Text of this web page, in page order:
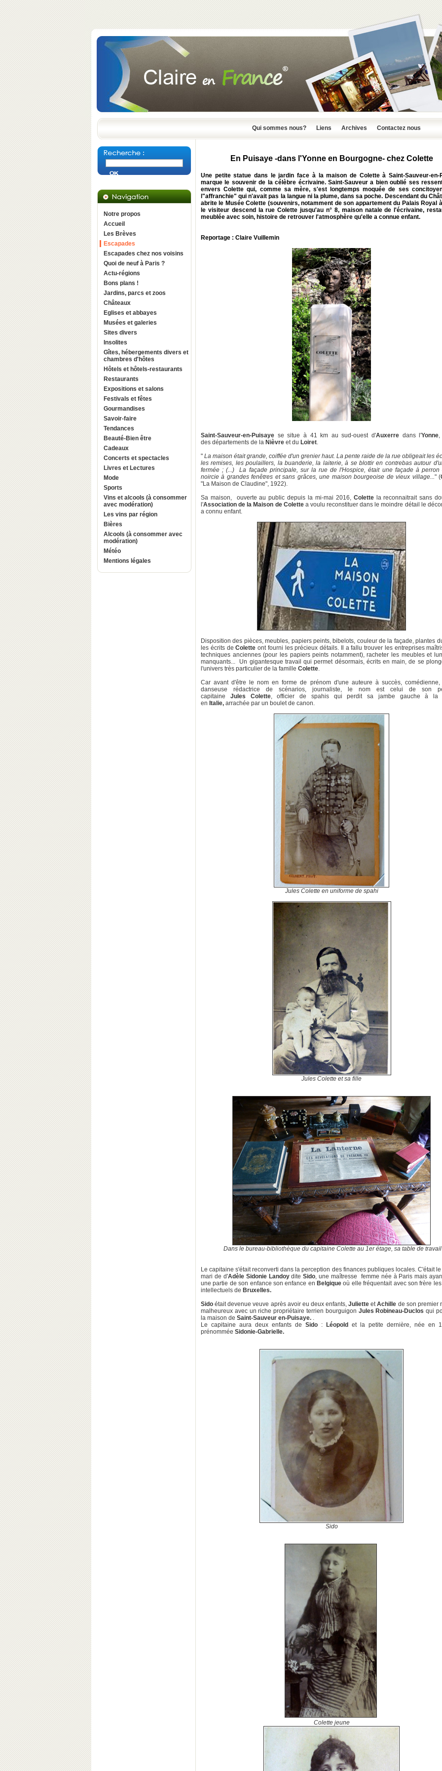
Qui sommes nous? Liens Archives Contactez nous
Notre propos
Accueil
Les Brèves
Escapades
Escapades chez nos voisins
Quoi de neuf à Paris ?
Actu-régions
Bons plans !
Jardins, parcs et zoos
Châteaux
Eglises et abbayes
Musées et galeries
Sites divers
Insolites
Gîtes, hébergements divers et
chambres d'hôtes
Hôtels et hôtels-restaurants
Restaurants
Expositions et salons
Festivals et fêtes
Gourmandises
Savoir-faire
Tendances
Beauté-Bien être
Cadeaux
Concerts et spectacles
Livres et Lectures
Mode
Sports
Vins et alcools (à consommer
avec modération)
Les vins par région
Bières
Alcools (à consommer avec
modération)
Météo
Mentions légales
En Puisaye -dans l'Yonne en Bourgogne- chez Colette
Une petite statue dans le jardin face à la maison de Colette à Saint-Sauveur-en-
marque le souvenir de la célèbre écrivaine. Saint-Sauveur a bien oublié ses
envers Colette qui, comme sa mère, s'est longtemps moquée de ses
l"affranchie" qui n'avait pas la langue ni la plume, dans sa poche. Descendant du
abrite le Musée Colette (souvenirs, notamment de son appartement du Palais Royal
le visiteur descend la rue Colette jusqu'au n° 8, maison natale de l'écrivaine,
meublée avec soin, histoire de retrouver l'atmosphère qu'elle a connue enfant.
Reportage : Claire Vuillemin
Saint-Sauveur-en-Puisaye se situe à 41 km au sud-ouest d'Auxerre dans l'Yonne,
des départements de la Nièvre et du Loiret.
" La maison était grande, coiffée d'un grenier haut. La pente raide de la rue obligeait les
les remises, les poulaillers, la buanderie, la laiterie, à se blottir en contrebas autour
fermée ; (...) La façade principale, sur la rue de l'Hospice, était une façade à perron
noircie à grandes fenêtres et sans grâces, une maison bourgeoise de vieux village..." (
"La Maison de Claudine", 1922).
Sa maison, ouverte au public depuis la mi-mai 2016, Colettela reconnaitrait sans
l'Association de la Maison de Colettea voulu reconstituer dans le moindre détail le
a connu enfant.
Disposition des pièces, meubles, papiers peints, bibelots, couleur de la façade, plantes
les écrits deColette ont fourni les précieux détails. Il a fallu trouver les entreprises
techniques anciennes (pour les papiers peints notamment), racheter les meubles et
manquants... Un gigantesque travail qui permet désormais, écrits en main, de se
l'univers très particulier de la famille Colette.
Car avant d'être le nom en forme de prénom d'une auteure à succès,
danseuse rédactrice de scénarios, journaliste, le nom est celui de son
capitaine Jules Colette, officier de spahis qui perdit sa jambe gauche à la
en Italie, arrachée par un boulet de canon.
Jules Colette en uniforme de spahi
Jules Colette et sa fille
Dans le bureau-bibliothèque du capitaine Colette au 1er étage, sa table de travail
Le capitaine s'était reconverti dans la perception des finances publiques locales. C'était le
mari de d'Adèle Sidonie Landoydite Sido, une maîtresse femme née à Paris mais
une partie de son enfance son enfance en Belgiqueoù elle fréquentait avec son frère
intellectuels de Bruxelles.
Sido était devenue veuve après avoir eu deux enfants,Juliette etAchille de son premier
malheureux avec un riche propriétaire terrien bourguigon Jules Robineau-Duclosqui
la maison de Saint-Sauveur en-Puisaye. .
Le capitaine aura deux enfants de Sido : Léopold
et la petite dernière, née en
prénommée Sidonie-Gabrielle.
Sido
Colette jeune